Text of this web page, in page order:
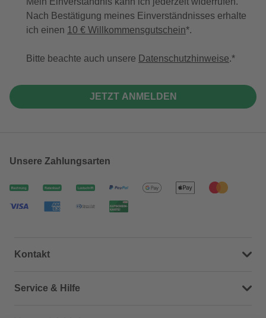
Nach Bestätigung meines Einverständnisses erhalte
ich einen 10 € Willkommensgutschein*.
Bitte beachte auch unsere Datenschutzhinweise.
JETZT ANMELDEN
Unsere Zahlungsarten
Kontakt
Dein Kontakt zu uns
Service & Hilfe